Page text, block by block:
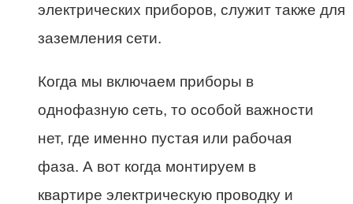
электрических приборов, служит также для
заземления сети.
Когда мы включаем приборы в
однофазную сеть, то особой важности
нет, где именно пустая или рабочая
фаза. А вот когда монтируем в
квартире электрическую проводку и